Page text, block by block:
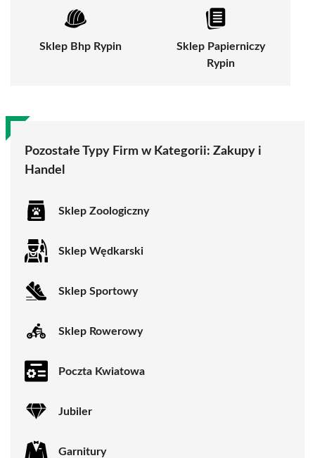
Sklep Bhp Rypin
Sklep Papierniczy
Rypin
Pozostałe Typy Firm w Kategorii: Zakupy i
Handel
Sklep Zoologiczny
Sklep Wędkarski
Sklep Sportowy
Sklep Rowerowy
Poczta Kwiatowa
Jubiler
Garnitury